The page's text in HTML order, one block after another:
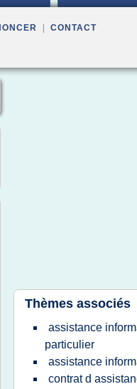
CONTACT
Thèmes associés
assistance
particulier
assistance
contrat d